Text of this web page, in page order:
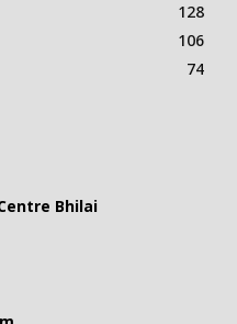
128
106
74
Bhilai